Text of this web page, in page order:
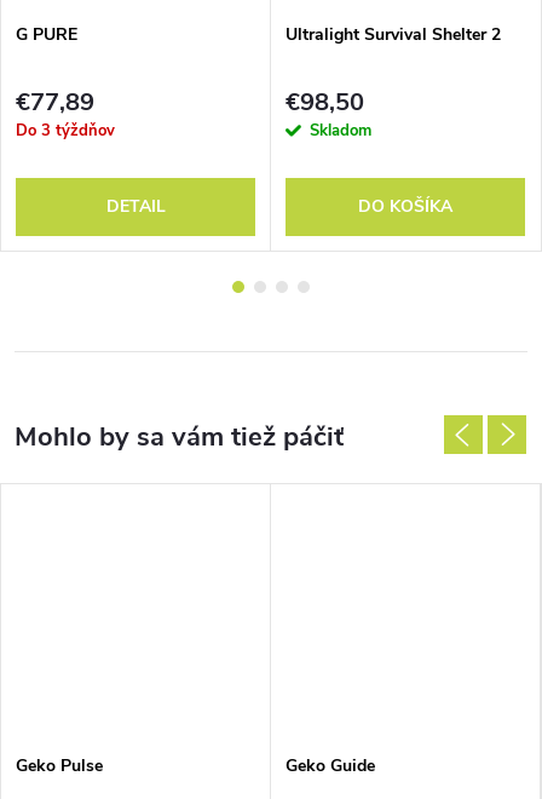
G PURE
€77,89
Do 3 týždňov
DETAIL
Ultralight Survival Shelter 2
€98,50
Skladom
DO KOŠÍKA
Geko Pulse Geko Guide